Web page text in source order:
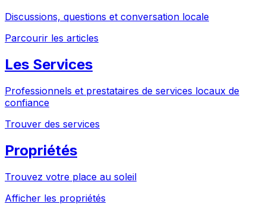
Discussions, questions et conversation locale
Parcourir les articles
Les Services
Professionnels et prestataires de services locaux de
confiance
Trouver des services
Propriétés
Trouvez votre place au soleil
Afficher les propriétés